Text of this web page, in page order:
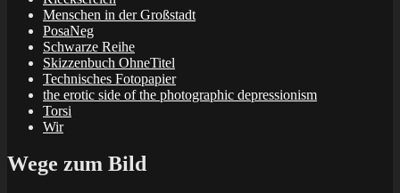
Menschen in der Großstadt
PosaNeg
Schwarze Reihe
Skizzenbuch OhneTitel
Technisches Fotopapier
the erotic side of the photographic depressionism
Torsi
Wir
Wege zum Bild